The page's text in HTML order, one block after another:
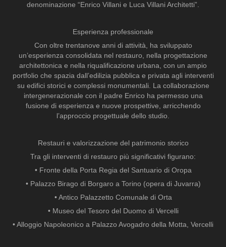
denominazione “Enrico Villani e Luca Villani Architetti”.
Esperienza professionale
Con oltre trentanove anni di attività, ha sviluppato
un’esperienza consolidata nel restauro, nella progettazione
architettonica e nella riqualificazione urbana, con un ampio
portfolio che spazia dall’edilizia pubblica e privata agli interventi
su edifici storici e complessi monumentali. La collaborazione
intergenerazionale con il padre Enrico ha permesso una
fusione di esperienza e nuove prospettive, arricchendo
l’approccio progettuale dello studio.
Restauri e valorizzazione del patrimonio storico
Tra gli interventi di restauro più significativi figurano:
• Fronte della Porta Regia del Santuario di Oropa
• Palazzo Birago di Borgaro a Torino (opera di Juvarra)
• Antico Palazzetto Comunale di Orta
• Museo del Tesoro del Duomo di Vercelli
• Alloggio Napoleonico a Palazzo Avogadro della Motta, Vercelli